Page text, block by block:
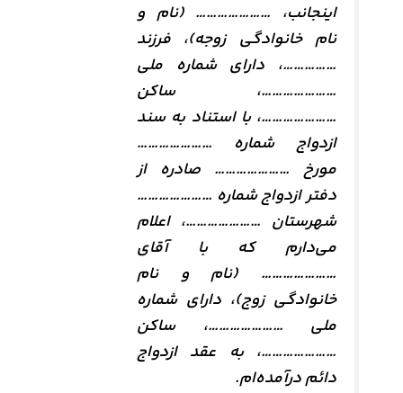
اینجانب، ………………… (نام و
نام خانوادگی زوجه)، فرزند
……………، دارای شماره ملی
…………………، ساکن
…………………، با استناد به سند
ازدواج شماره …………………
مورخ ………………… صادره از
دفتر ازدواج شماره …………………
شهرستان …………………، اعلام
می‌دارم که با آقای
………………… (نام و نام
خانوادگی زوج)، دارای شماره
ملی …………………، ساکن
…………………، به عقد ازدواج
دائم درآمده‌ام.